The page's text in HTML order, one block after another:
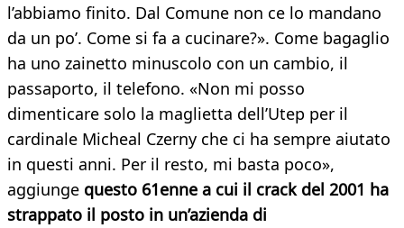
l’abbiamo finito. Dal Comune non ce lo mandano
da un po’. Come si fa a cucinare?». Come bagaglio
ha uno zainetto minuscolo con un cambio, il
passaporto, il telefono. «Non mi posso
dimenticare solo la maglietta dell’Utep per il
cardinale Micheal Czerny che ci ha sempre aiutato
in questi anni. Per il resto, mi basta poco»,
aggiunge questo 61enne a cui il crack del 2001 ha
strappato il posto in un’azienda di